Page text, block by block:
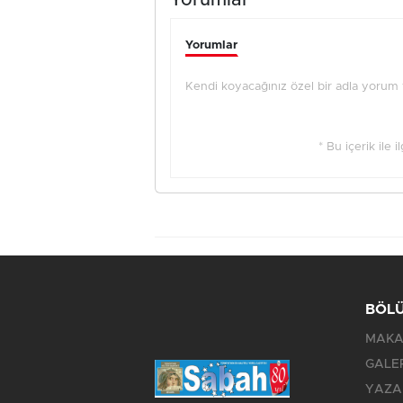
Yorumlar
Kendi koyacağınız özel bir adla
* Bu içerik ile